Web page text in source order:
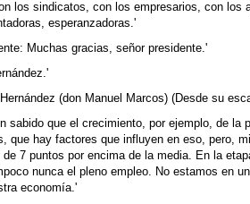
los sindicatos, con los empresarios, con
esperanzadoras.'
Muchas gracias, señor presidente.'
(don Manuel Marcos) (Desde su
sabido que el crecimiento, por ejemplo, de
que hay factores que influyen en eso, pero,
7 puntos por encima de la media. En la
nunca el pleno empleo. No estamos en
economía.'